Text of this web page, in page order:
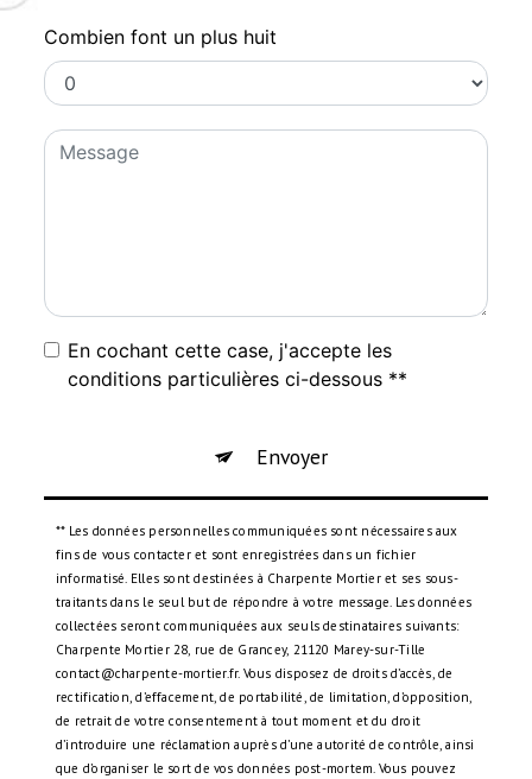
Combien font un plus huit
En cochant cette case, j'accepte les
conditions particulières ci-dessous **
Envoyer
** Les données personnelles communiquées sont nécessaires aux
fins de vous contacter et sont enregistrées dans un fichier
informatisé. Elles sont destinées à Charpente Mortier et ses sous-
traitants dans le seul but de répondre à votre message. Les données
collectées seront communiquées aux seuls destinataires suivants:
Charpente Mortier 28, rue de Grancey, 21120 Marey-sur-Tille
contact@charpente-mortier.fr. Vous disposez de droits d’accès, de
rectification, d’effacement, de portabilité, de limitation, d’opposition,
de retrait de votre consentement à tout moment et du droit
d’introduire une réclamation auprès d’une autorité de contrôle, ainsi
que d’organiser le sort de vos données post-mortem. Vous pouvez